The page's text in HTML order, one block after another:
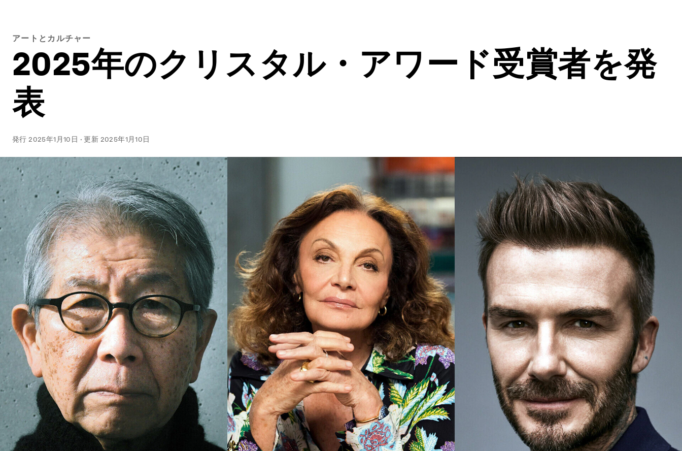
アートとカルチャー
2025年のクリスタル・アワード受賞者を発
表
発行2025年1月10日 ·更新 2025年1月10日